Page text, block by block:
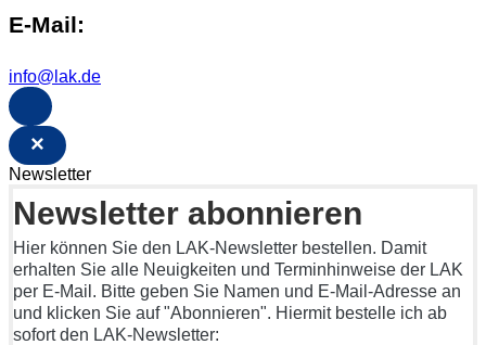
E-Mail:
info@lak.de
×
Newsletter
Newsletter abonnieren
Hier können Sie den LAK-Newsletter bestellen. Damit
erhalten Sie alle Neuigkeiten und Terminhinweise der LAK
per E-Mail. Bitte geben Sie Namen und E-Mail-Adresse an
und klicken Sie auf "Abonnieren". Hiermit bestelle ich ab
sofort den LAK-Newsletter: